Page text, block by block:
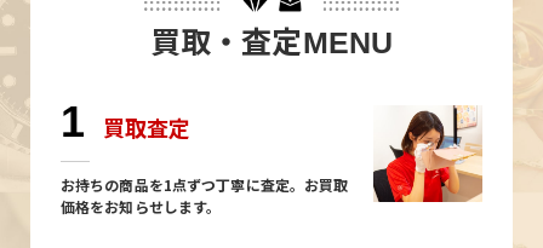
買取・査定MENU
1 買取査定
お持ちの商品を1点ずつ丁寧に査定。お買取
価格をお知らせします。